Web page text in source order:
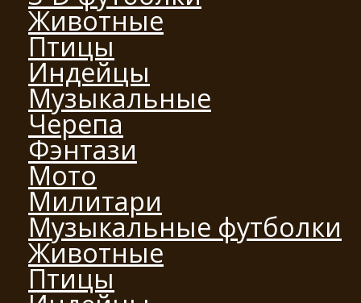
Животные
Птицы
Индейцы
Музыкальные
Черепа
Фэнтази
Мото
Милитари
Музыкальные футболки
Животные
Птицы